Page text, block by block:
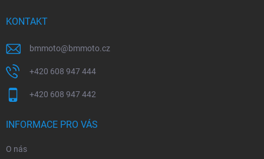
KONTAKT
bmmoto@bmmoto.cz
+420 608 947 444
+420 608 947 442
INFORMACE PRO VÁS
O nás